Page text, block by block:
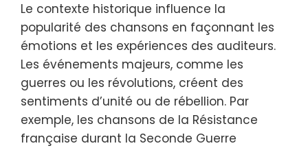
Le contexte historique influence la
popularité des chansons en façonnant les
émotions et les expériences des auditeurs.
Les événements majeurs, comme les
guerres ou les révolutions, créent des
sentiments d’unité ou de rébellion. Par
exemple, les chansons de la Résistance
française durant la Seconde Guerre